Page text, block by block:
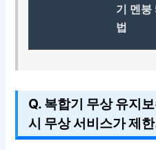
기 멘붕
법
Q. 복합기 무상 유지
시 무상 서비스가 제